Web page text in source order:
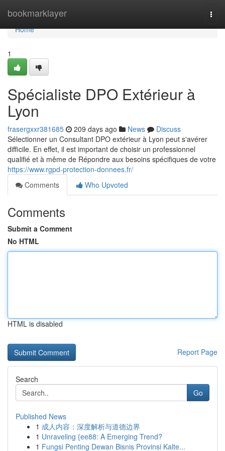
bookmarklayer
Home
Home
1
Spécialiste DPO Extérieur à
Lyon
frasergxxr381685 209 days ago News
Discuss
Sélectionner un Consultant DPO extérieur à Lyon peut s'avérer
difficile. En effet, il est important de choisir un professionnel
qualifié et à même de Répondre aux besoins spécifiques de votre
https://www.rgpd-protection-donnees.fr/
Comments
Who Upvoted
Comments
Submit a Comment
No HTML
HTML is disabled
Report Page
Search
Go
Published News
1 成人内容：深度解析与道德边界
1 Unraveling {ee88: A Emerging Trend?
1 Fungsi Penting Dewan Bisnis Provinsi Kalte...